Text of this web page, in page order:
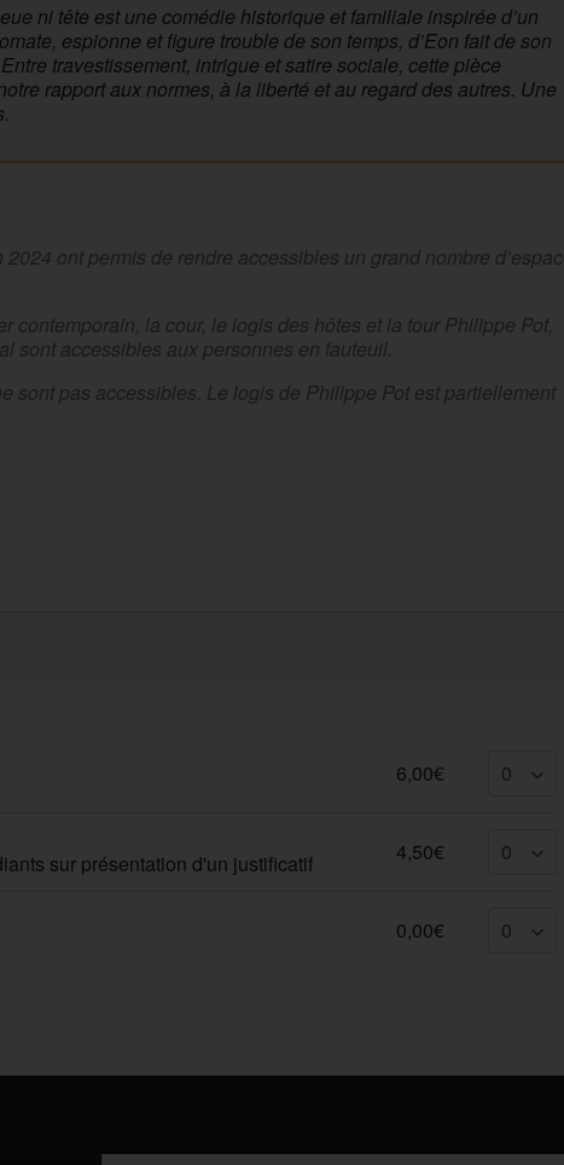
ni tête est une comédie historique et familiale inspirée d’un
espionne et figure trouble de son temps, d’Eon fait de son
travestissement, intrigue et satire sociale, cette pièce
rapport aux normes, à la liberté et au regard des autres. Une
ont permis de rendre accessibles un grand nombre
contemporain, la cour, le logis des hôtes et la tour Philippe Pot,
sont accessibles aux personnes en fauteuil.
sont pas accessibles. Le logis de Philippe Pot est partiellement
6,00€
sur présentation d'un justificatif
4,50€
0,00€